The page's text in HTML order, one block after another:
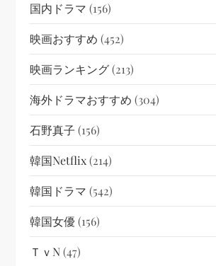
国内ドラマ (156)
映画おすすめ (452)
映画ランキング(213)
海外ドラマおすすめ (304)
石野真子 (156)
韓国netflix(214)
韓国ドラマ (542)
韓国女優(156)
ＴｖN(47)